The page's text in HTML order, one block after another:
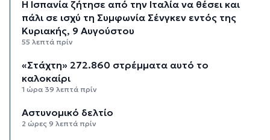
H Ισπανία ζήτησε από την Ιταλία να θέσει και
πάλι σε ισχύ τη Συμφωνία Σένγκεν εντός της
Κυριακής, 9 Αυγούστου
55 λεπτά πρίν
«Στάχτη» 272.860 στρέμματα αυτό το
καλοκαίρι
1 ώρα 39 λεπτά πρίν
Αστυνομικό δελτίο
2 ώρες 9 λεπτά πρίν